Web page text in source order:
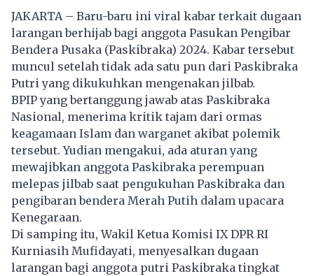
JAKARTA – Baru-baru ini viral kabar terkait dugaan
larangan berhijab bagi anggota Pasukan Pengibar
Bendera Pusaka (Paskibraka) 2024. Kabar tersebut
muncul setelah tidak ada satu pun dari Paskibraka
Putri yang dikukuhkan mengenakan jilbab.
BPIP yang bertanggung jawab atas Paskibraka
Nasional, menerima kritik tajam dari ormas
keagamaan Islam dan warganet akibat polemik
tersebut. Yudian mengakui, ada aturan yang
mewajibkan anggota Paskibraka perempuan
melepas jilbab saat pengukuhan Paskibraka dan
pengibaran bendera Merah Putih dalam upacara
Kenegaraan.
Di samping itu, Wakil Ketua Komisi IX DPR RI
Kurniasih Mufidayati, menyesalkan dugaan
larangan bagi anggota putri Paskibraka tingkat